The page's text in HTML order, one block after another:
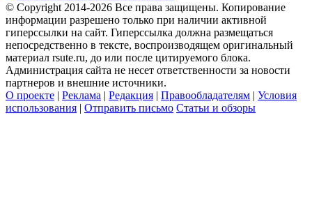
© Copyright 2014-2026 Все права защищены. Копирование
информации разрешено только при наличии активной
гиперссылки на сайт. Гиперссылка должна размещаться
непосредственно в тексте, воспроизводящем оригинальный
материал rsute.ru, до или после цитируемого блока.
Администрация сайта не несет ответственности за новости
партнеров и внешние источники.
О проекте | Реклама | Редакция | Правообладателям | Условия
использования | Отправить письмо Статьи и обзоры